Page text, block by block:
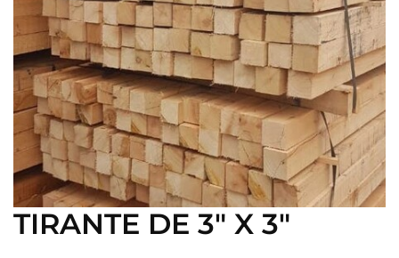
TIRANTE DE 3" X 3"